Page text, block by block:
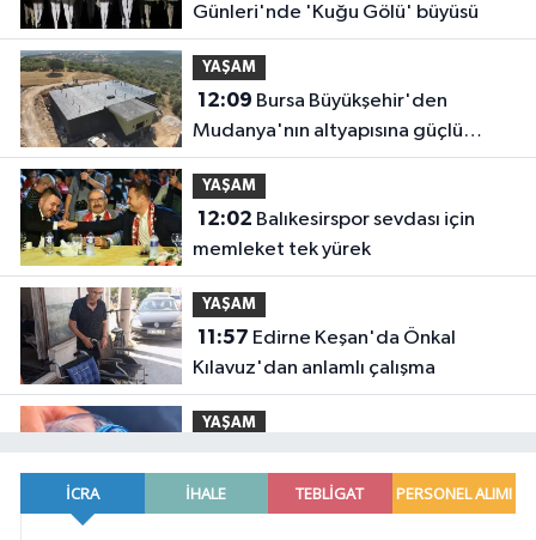
Günleri'nde 'Kuğu Gölü' büyüsü
YAŞAM
12:09
Mudanya'nın altyapısına güçlü
yatırım
YAŞAM
12:02
memleket tek yürek
YAŞAM
11:57
Kılavuz'dan anlamlı çalışma
YAŞAM
Uzmanlardan Türkiye için uyarı